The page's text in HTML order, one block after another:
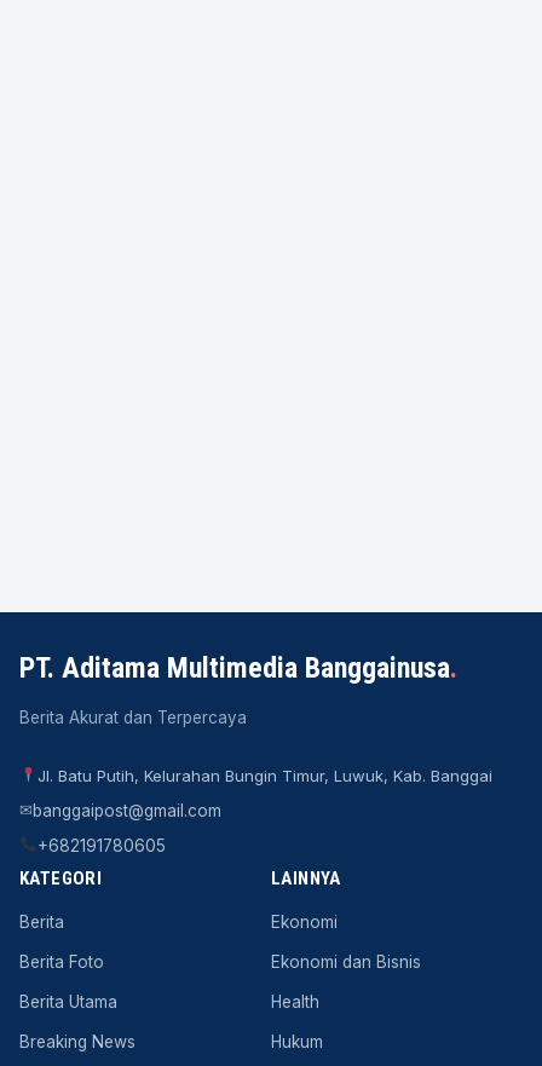
PT. Aditama Multimedia Banggainusa.
Berita Akurat dan Terpercaya
Jl. Batu Putih, Kelurahan Bungin Timur, Luwuk, Kab. Banggai
✉banggaipost@gmail.com
+682191780605
KATEGORI
Berita
Berita Foto
Berita Utama
Breaking News
LAINNYA
Ekonomi
Ekonomi dan Bisnis
Health
Hukum